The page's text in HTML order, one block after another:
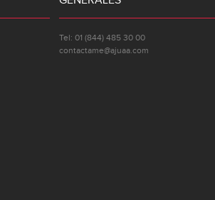
Tel: 01 (844) 485 30 00
contactame@ajuaa.com